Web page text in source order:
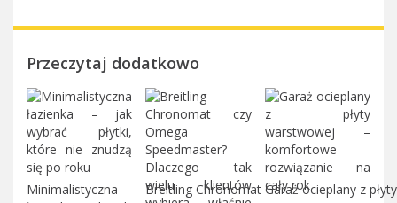
Przeczytaj dodatkowo
Minimalistyczna
Breitling Chronomat Garaż ocieplany z płyty